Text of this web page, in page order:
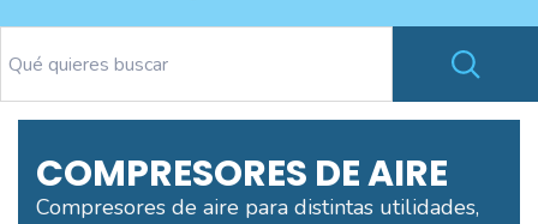
COMPRESORES DE AIRE
Compresores de aire para distintas utilidades,